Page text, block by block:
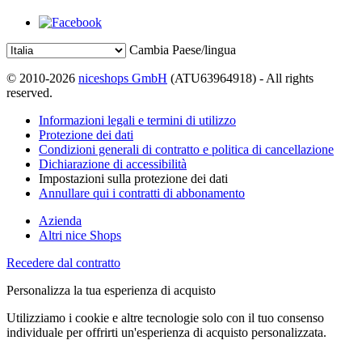
Cambia Paese/lingua
© 2010-2026 niceshops GmbH (ATU63964918) - All rights
reserved.
Informazioni legali e termini di utilizzo
Protezione dei dati
Condizioni generali di contratto e politica di cancellazione
Dichiarazione di accessibilità
Impostazioni sulla protezione dei dati
Annullare qui i contratti di abbonamento
Azienda
Altri nice Shops
Recedere dal contratto
Personalizza la tua esperienza di acquisto
Utilizziamo i cookie e altre tecnologie solo con il tuo consenso
individuale per offrirti un'esperienza di acquisto personalizzata.